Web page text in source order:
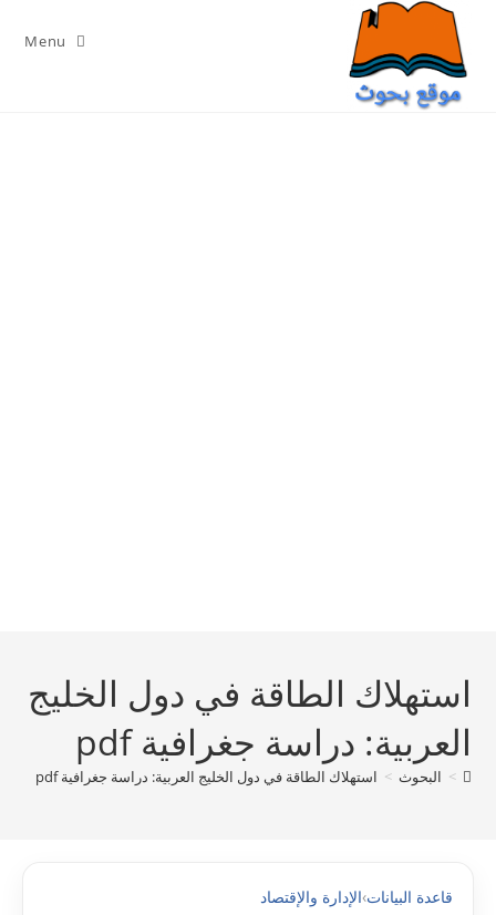
content
Menu
استهلاك الطاقة في دول الخليج
العربية: دراسة جغرافية pdf
> البحوث > استهلاك الطاقة في دول الخليج العربية: دراسة جغرافية pdf
قاعدة البيانات›الإدارة والإقتصاد